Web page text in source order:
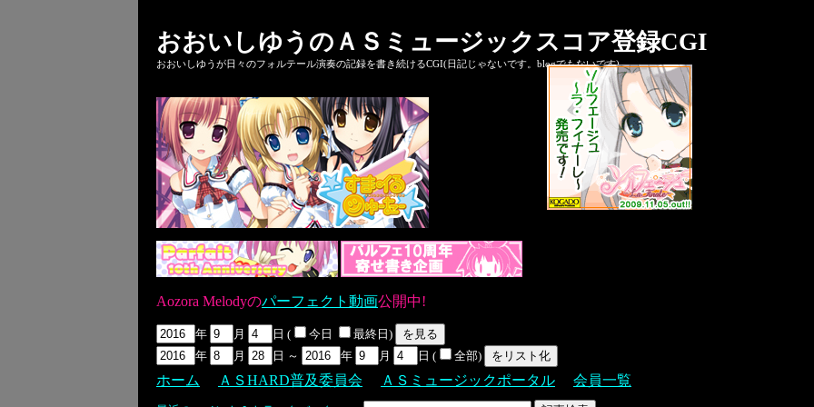
おおいしゆうのＡＳミュージックスコア登録CGI
おおいしゆうが日々のフォルテール演奏の記録を書き続けるCGI(日記じゃないです。blogでもないです)
Aozora Melodyのパーフェクト動画公開中!
年 月 日 ( 今日
最終日)
年
月 日 ～ 年 月 日 ( 全部)
ホーム ＡＳHARD普及委員会 ＡＳミュージックポータル 会員一覧